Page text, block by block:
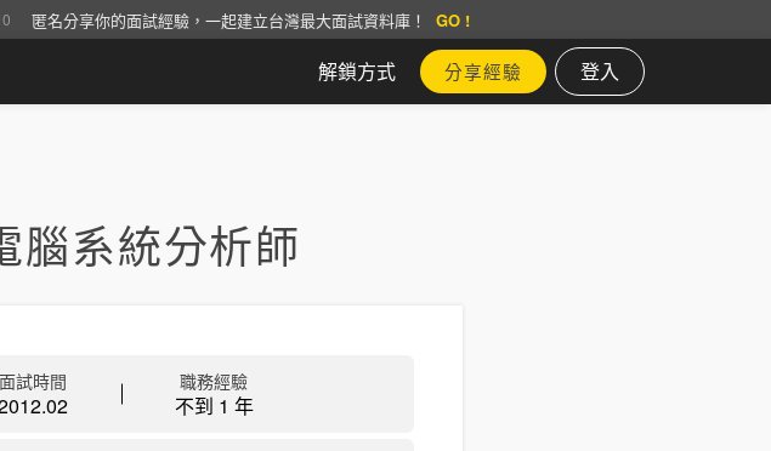
匿名分享你的面試經驗，一起建立台灣最大面試資料庫！ GO !
解鎖方式 分享經驗 登入
腦系統分析師
面試時間 職務經驗
不到 1 年